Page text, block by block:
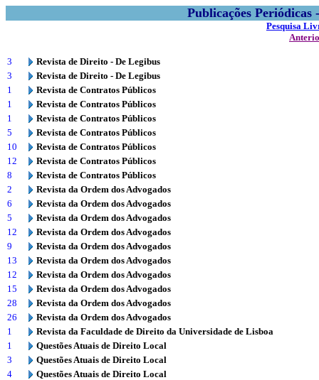
Publicações
Pesquisa
3
Revista de Direito - De Legibus
3
Revista de Direito - De Legibus
1
Revista de Contratos Públicos
1
Revista de Contratos Públicos
1
Revista de Contratos Públicos
5
Revista de Contratos Públicos
10
Revista de Contratos Públicos
12
Revista de Contratos Públicos
8
Revista de Contratos Públicos
2
Revista da Ordem dos Advogados
6
Revista da Ordem dos Advogados
5
Revista da Ordem dos Advogados
12
Revista da Ordem dos Advogados
9
Revista da Ordem dos Advogados
13
Revista da Ordem dos Advogados
12
Revista da Ordem dos Advogados
15
Revista da Ordem dos Advogados
28
Revista da Ordem dos Advogados
26
Revista da Ordem dos Advogados
1
Revista da Faculdade de Direito da Universidade de Lisboa
1
Questões Atuais de Direito Local
3
Questões Atuais de Direito Local
4
Questões Atuais de Direito Local